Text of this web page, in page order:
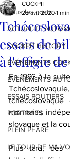
Tous les posts
ACTUALITÉ
COCKPIT HiSTORY
ÉVÉNEMENTS
ÉVÉNEMENTS
ESSAIS ROUTIERS
PORTRAITS
PLEIN PHARE
LE TOUR DE MA
essais de
à l'effigie
COCKPIT
25 avr. 2020 1
En 1993 à la
monnaies
slovaque et la
Plus tard, des